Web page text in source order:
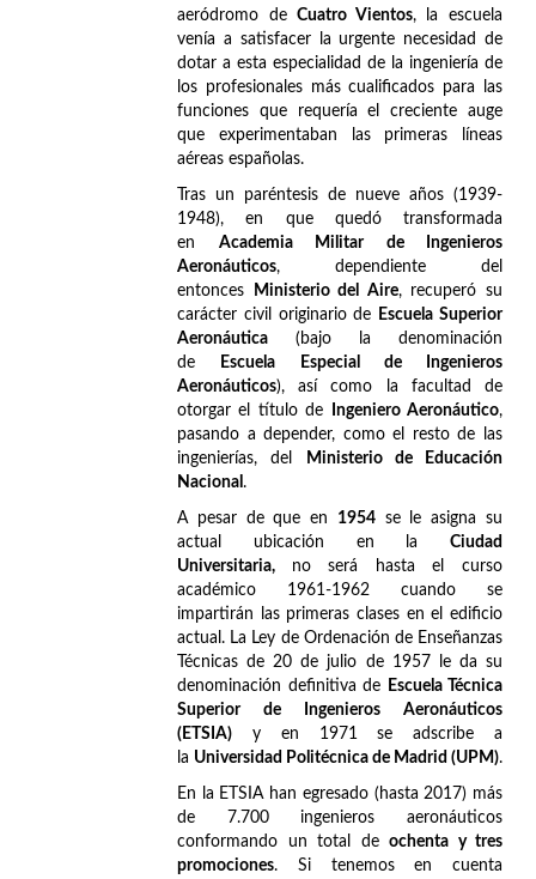
aeródromo deCuatro Vientos, la escuela
venía a satisfacer la urgente necesidad de
dotar a esta especialidad de la ingeniería de
los profesionales más cualificados para las
funciones que requería el creciente auge
que experimentaban las primeras líneas
aéreas españolas.
Tras un paréntesis de nueve años (1939-
1948), en que quedó transformada
en Academia Militar de Ingenieros
Aeronáuticos, dependiente del
entonces
Ministerio del Aire, recuperó su
carácter civil originario de
Escuela Superior
Aeronáutica (bajo la denominación
de
Escuela Especial de Ingenieros
Aeronáuticos), así como la facultad de
otorgar el título de
Ingeniero Aeronáutico,
pasando a depender, como el resto de las
ingenierías, del
Ministerio de Educación
Nacional .
A pesar de que en 1954se le asigna su
actual ubicación en la Ciudad
Universitaria, no será hasta el curso
académico 1961-1962 cuando se
impartirán las primeras clases en el edificio
actual. La Ley de Ordenación de Enseñanzas
Técnicas de 20 de julio de 1957 le da su
denominación definitiva de
Escuela Técnica
Superior de Ingenieros Aeronáuticos
(ETSIA) y en 1971 se adscribe a
la Universidad Politécnica de Madrid (UPM).
En la ETSIA han egresado (hasta 2017) más
de 7.700 ingenieros aeronáuticos
conformando un total de ochenta y tres
promociones. Si tenemos en cuenta